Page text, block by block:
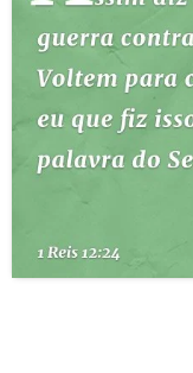
TEMAS
PERGUNTE À BÍBLIA
TERMO BÍBLICO